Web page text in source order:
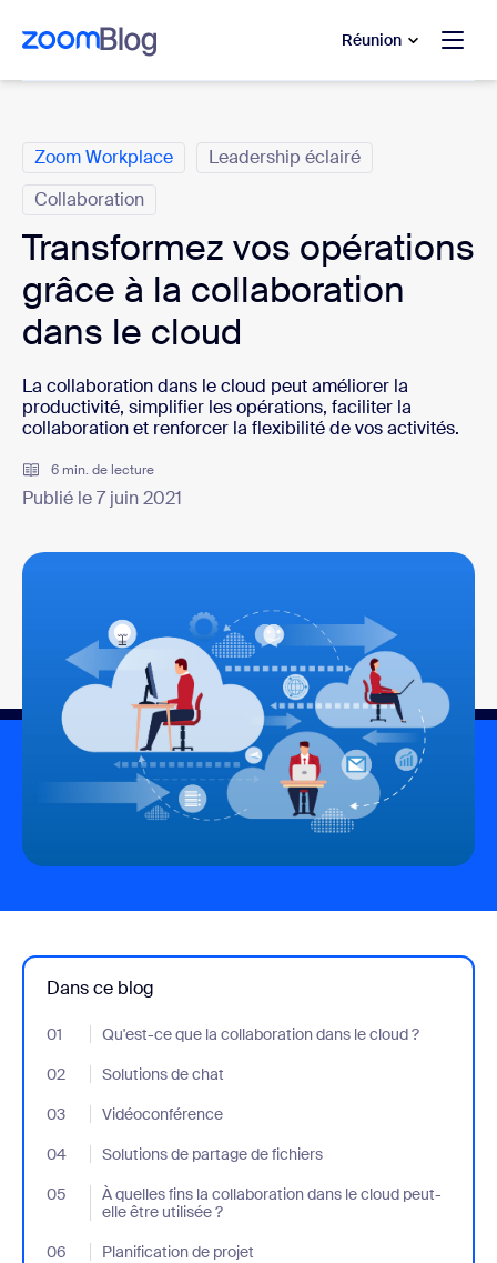
contenu principal
au chat d’aide
Réunion
Zoom Workplace
Leadership éclairé
Collaboration
Transformez vos opérations
grâce à la collaboration
dans le cloud
La collaboration dans le cloud peut améliorer la
productivité, simplifier les opérations, faciliter la
collaboration et renforcer la flexibilité de vos activités.
6 min. de lecture
Publié le 7 juin 2021
Dans ce blog
01 Qu'est-ce que la collaboration dans le cloud ?
- Jumplink to Qu'est-ce que la collaboration dans le cloud ?
02
Solutions de chat
- Jumplink to Solutions de chat
03
Vidéoconférence
- Jumplink to Vidéoconférence
04
Solutions de partage de fichiers
- Jumplink to Solutions de partage de fichiers
05
À quelles fins la collaboration dans le cloud peut-
elle être utilisée ?
- Jumplink to À quelles fins la collaboration dans le cloud peut-
06 Planification de projet
- Jumplink to Planification de projet